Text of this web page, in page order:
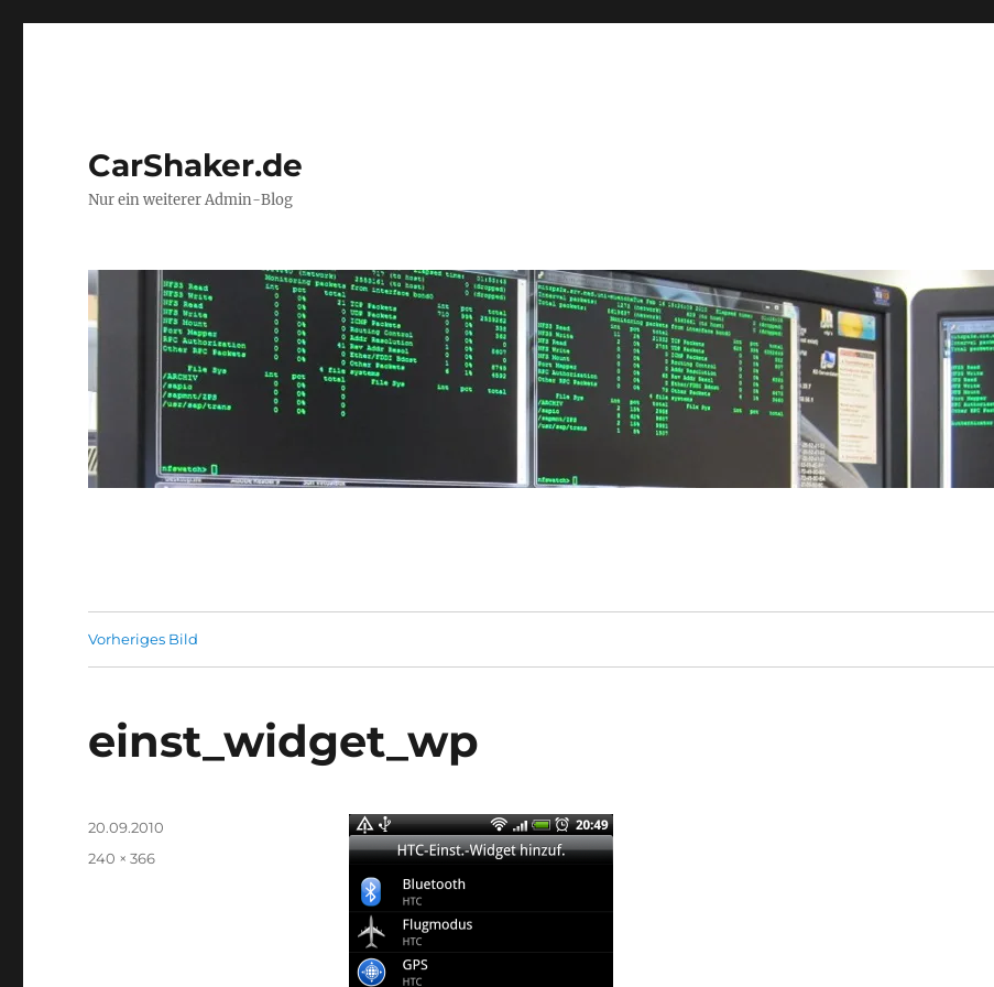
CarShaker.de
Nur ein weiterer Admin-Blog
Vorheriges Bild
einst_widget_wp
Veröffentlicht
20.09.2010
Volle
240 × 366